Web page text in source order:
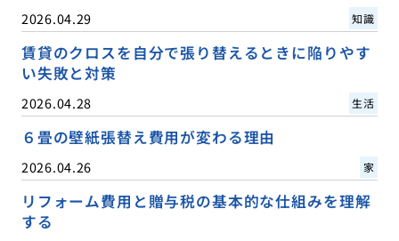
2026.04.29 知識
賃貸のクロスを自分で張り替えるときに陥りやす
い失敗と対策
2026.04.28 生活
６畳の壁紙張替え費用が変わる理由
2026.04.26 家
リフォーム費用と贈与税の基本的な仕組みを理解
する